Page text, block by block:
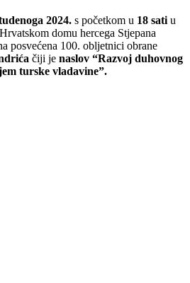
2024. s početkom u 18 sati u
domu hercega Stjepana
posvećena 100. obljetnici obrane
čiji je naslov “Razvoj duhovnog
turske vladavine”.